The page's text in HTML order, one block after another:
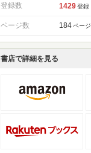
登録数 1429 登録
ページ数 184 ページ
書店で詳細を見る